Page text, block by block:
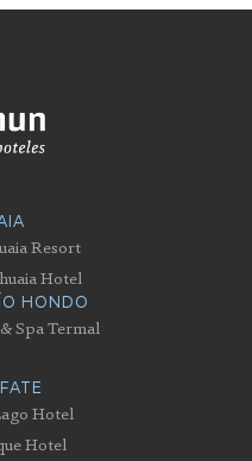
Resort
Hotel
HONDO
Spa Termal
Hotel
Hotel